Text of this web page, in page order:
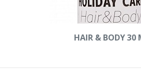
HAIR & BODY 30